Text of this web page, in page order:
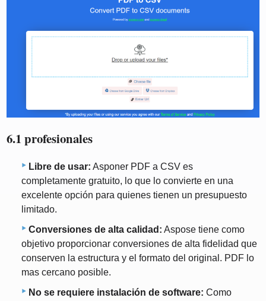
6.1 profesionales
Libre de usar: Asponer PDF a CSV es
completamente gratuito, lo que lo convierte en una
excelente opción para quienes tienen un presupuesto
limitado.
Conversiones de alta calidad: Aspose tiene como
objetivo proporcionar conversiones de alta fidelidad que
conserven la estructura y el formato del original. PDF lo
mas cercano posible.
No se requiere instalación de software: Como